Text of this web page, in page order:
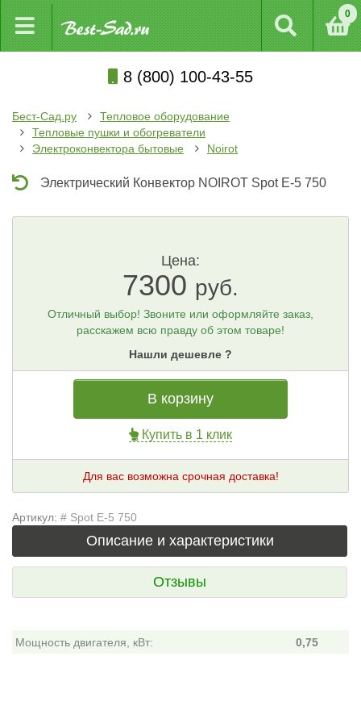
0
8 (800) 100-43-55
Бест-Сад.ру
Тепловое оборудование
Тепловые пушки и обогреватели
Электроконвектора бытовые
Noirot
Электрический Конвектор NOIROT Spot E-5 750
Цена:
7300 руб.
Отличный выбор! Звоните или оформляйте заказ,
расскажем всю правду об этом товаре!
Нашли дешевле ?
В корзину
Купить в 1 клик
Для вас возможна срочная доставка!
Артикул: # Spot E-5 750
Описание и характеристики
Отзывы
Мощность двигателя, кВт: 0,75